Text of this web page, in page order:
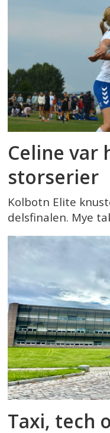
Celine var
storserier
Kolbotn Elite
delsfinalen. Mye
Taxi, tech